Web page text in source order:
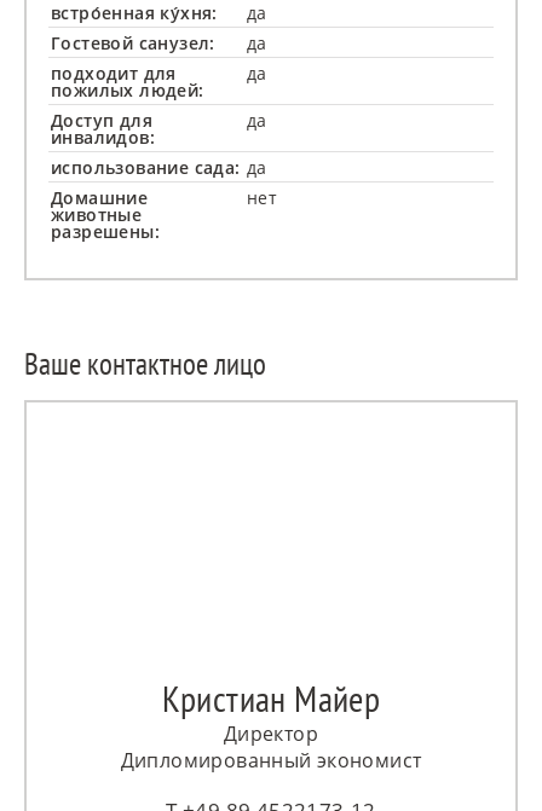
встро́енная ку́хня:
да
Гостевой санузел:
да
подходит для
пожилых людей:
да
Доступ для
инвалидов:
да
использование сада: да
Домашние
животные
разрешены:
нет
Ваше контактное лицо
Кристиан Майер
Директор
Дипломированный экономист